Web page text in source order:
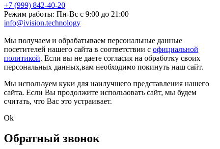
+7 (999) 842-40-20
Режим работы: Пн-Вс с 9:00 до 21:00
info@ivision.technology
Мы получаем и обрабатываем персональные данные
посетителей нашего сайта в соответствии с официальной
политикой. Если вы не даете согласия на обработку своих
персональных данных,вам необходимо покинуть наш сайт.
Мы используем куки для наилучшего представления нашего
сайта. Если Вы продолжите использовать сайт, мы будем
считать, что Вас это устраивает.
Ok
Обратный звонок